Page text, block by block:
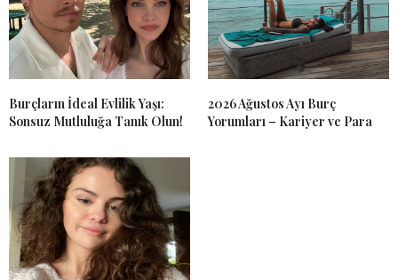
Burçların İdeal Evlilik Yaşı:
Sonsuz Mutluluğa Tanık Olun!
2026 Ağustos Ayı Burç
Yorumları – Kariyer ve Para